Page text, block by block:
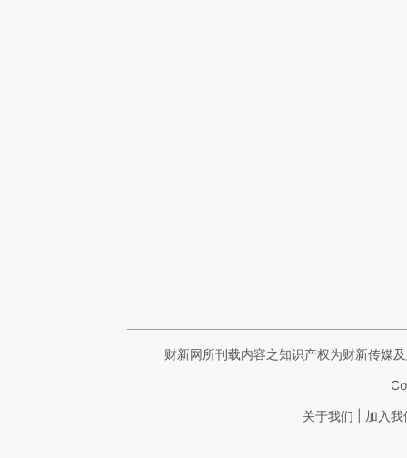
财新网所刊载内容之知识产权为财新传媒
关于我们 加入我